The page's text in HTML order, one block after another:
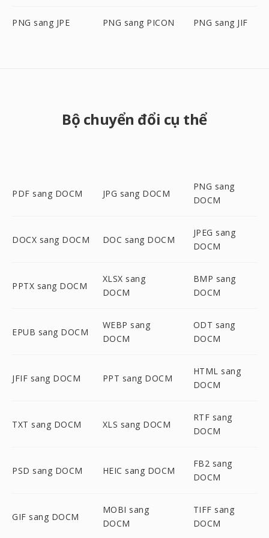
PNG sang JPE PNG sang PICON PNG sang JIF
Bộ chuyển đổi cụ thể
PDF sang DOCM JPG sang DOCM
PNG sang
DOCM
DOCX sang DOCM DOC sang DOCM
JPEG sang
DOCM
PPTX sang DOCM
XLSX sang
DOCM
BMP sang
DOCM
EPUB sang DOCM
WEBP sang
DOCM
ODT sang
DOCM
JFIF sang DOCM PPT sang DOCM
HTML sang
DOCM
TXT sang DOCM XLS sang DOCM
RTF sang
DOCM
PSD sang DOCM HEIC sang DOCM
FB2 sang
DOCM
GIF sang DOCM
MOBI sang
DOCM
TIFF sang
DOCM